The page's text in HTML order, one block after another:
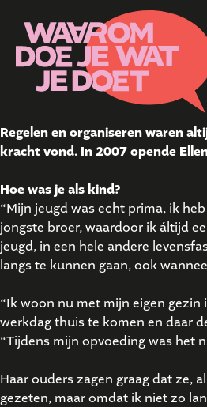
Regelen en organiseren waren
kracht vond. In 2007 opende
Hoe was je als kind?
“Mijn jeugd was echt prima, ik
jongste broer, waardoor ik áltijd
jeugd, in een hele andere
langs te kunnen gaan, ook
“Ik woon nu met mijn eigen gezin
werkdag thuis te komen en daar
“Tijdens mijn opvoeding was het
Haar ouders zagen graag dat ze,
gezeten, maar omdat ik niet zo